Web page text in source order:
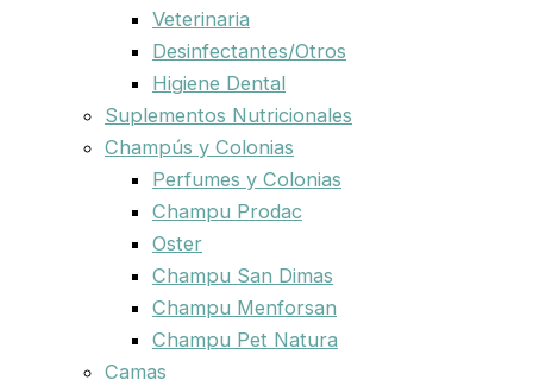
Veterinaria
Desinfectantes/Otros
Higiene Dental
Suplementos Nutricionales
Champús y Colonias
Perfumes y Colonias
Champu Prodac
Oster
Champu San Dimas
Champu Menforsan
Champu Pet Natura
Camas